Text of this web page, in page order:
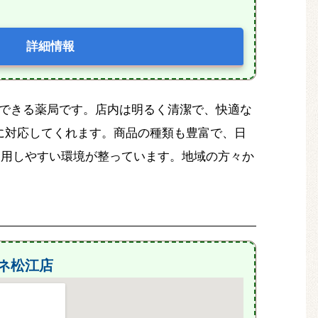
詳細情報
きる薬局です。店内は明るく清潔で、快適な
応してくれます。商品の種類も豊富で、日
しやすい環境が整っています。地域の方々か
松江店